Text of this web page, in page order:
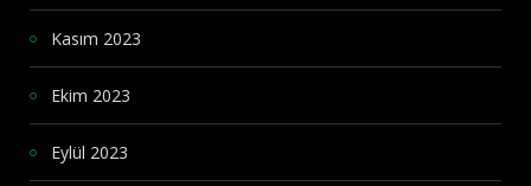
Kasım 2023
Ekim 2023
Eylül 2023